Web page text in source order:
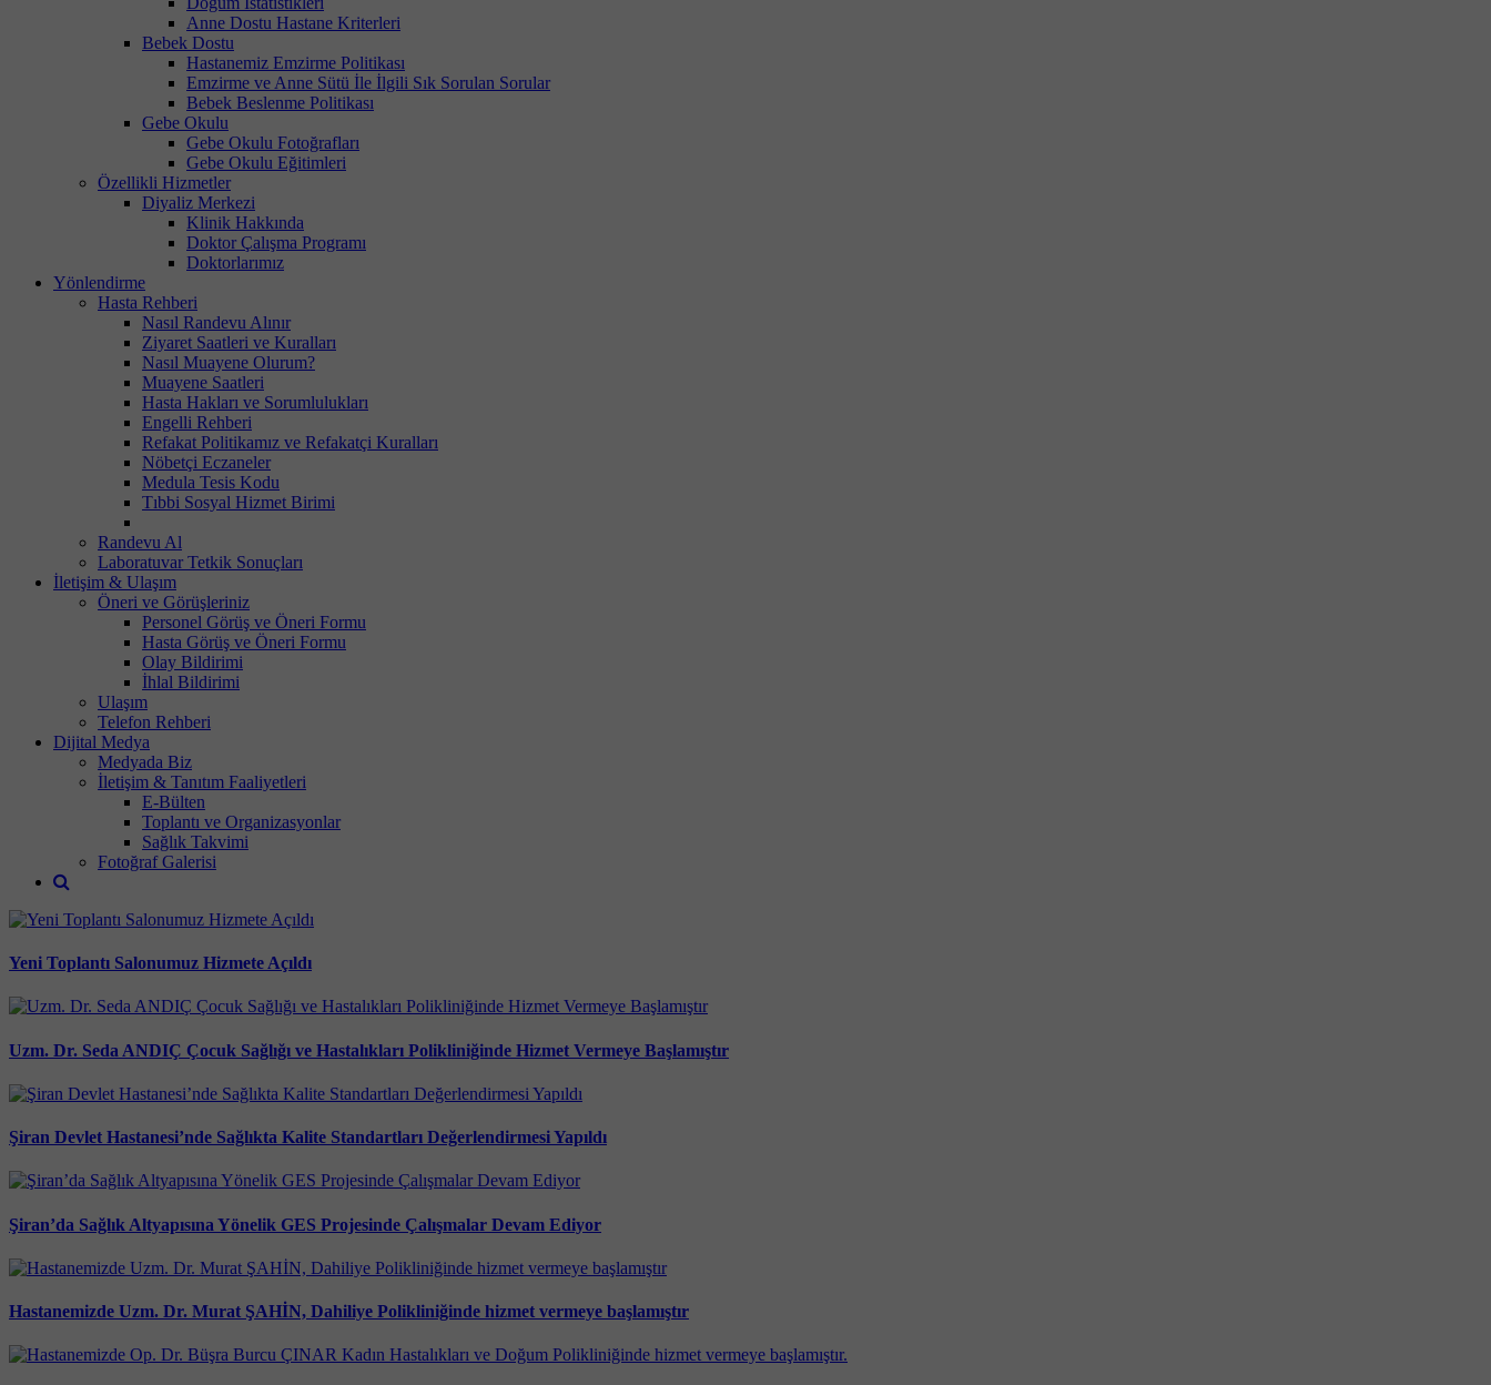
Anne Dostu Hastane Kriterleri
Bebek Dostu
Hastanemiz Emzirme Politikası
Emzirme ve Anne Sütü İle İlgili Sık Sorulan Sorular
Bebek Beslenme Politikası
Gebe Okulu
Gebe Okulu Fotoğrafları
Gebe Okulu Eğitimleri
Özellikli Hizmetler
Diyaliz Merkezi
Klinik Hakkında
Doktor Çalışma Programı
Doktorlarımız
Yönlendirme
Hasta Rehberi
Nasıl Randevu Alınır
Ziyaret Saatleri ve Kuralları
Nasıl Muayene Olurum?
Muayene Saatleri
Hasta Hakları ve Sorumlulukları
Engelli Rehberi
Refakat Politikamız ve Refakatçi Kuralları
Nöbetçi Eczaneler
Medula Tesis Kodu
Tıbbi Sosyal Hizmet Birimi
Randevu Al
Laboratuvar Tetkik Sonuçları
İletişim & Ulaşım
Öneri ve Görüşleriniz
Personel Görüş ve Öneri Formu
Hasta Görüş ve Öneri Formu
Olay Bildirimi
İhlal Bildirimi
Ulaşım
Telefon Rehberi
Dijital Medya
Medyada Biz
İletişim & Tanıtım Faaliyetleri
E-Bülten
Toplantı ve Organizasyonlar
Sağlık Takvimi
Fotoğraf Galerisi
Yeni Toplantı Salonumuz Hizmete Açıldı
Uzm. Dr. Seda ANDIÇ Çocuk Sağlığı ve Hastalıkları Polikliniğinde Hizmet Vermeye Başlamıştır
Şiran Devlet Hastanesi’nde Sağlıkta Kalite Standartları Değerlendirmesi Yapıldı
Şiran’da Sağlık Altyapısına Yönelik GES Projesinde Çalışmalar Devam Ediyor
Hastanemizde Uzm. Dr. Murat ŞAHİN, Dahiliye Polikliniğinde hizmet vermeye başlamıştır